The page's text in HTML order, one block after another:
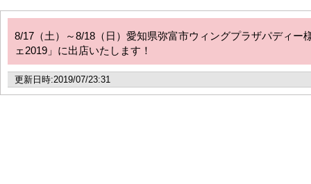
8/17（土）～8/18（日）愛知県弥富市ウィングプラザパディー
ェ2019」に出店いたします！
更新日時:2019/07/23:31